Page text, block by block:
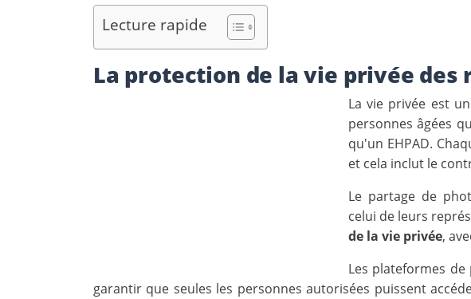
Lecture rapide
La protection de la vie privée des
La vie privée est
personnes âgées
qu'un EHPAD.
et cela inclut le
Le partage de
celui de leurs
de la vie privée,
Les plateformes
garantir que seules les personnes autorisées puissent